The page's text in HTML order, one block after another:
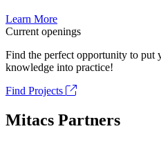
Learn More
Current openings
Find the perfect opportunity to put
knowledge into practice!
Find Projects
Mitacs Partners